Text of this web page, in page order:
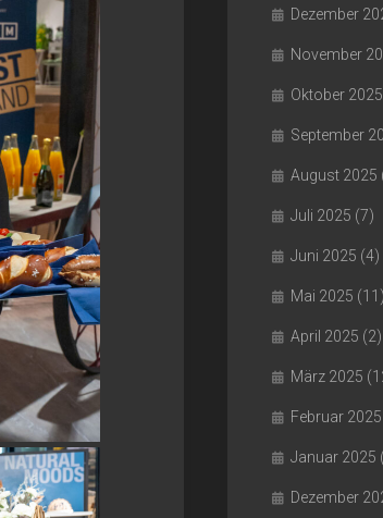
Dezember
November
Oktober 2025
September
August 2025
Juli 2025 (7)
Juni 2025 (4)
Mai 2025 (11)
April 2025 (2)
März 2025
Februar 2025
Januar 2025
Dezember